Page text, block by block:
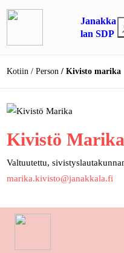
Siirry
sisältöön
Janakka
lan SDP
t
s
i
Kotiin Person Kivisto marika
Kivistö Marika
Valtuutettu,
marika.kivisto@janakkala.fi